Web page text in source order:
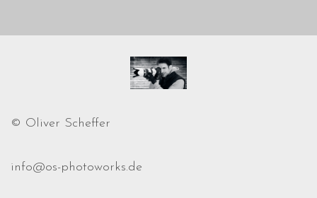
© Oliver Scheffer
info@os-photoworks.de